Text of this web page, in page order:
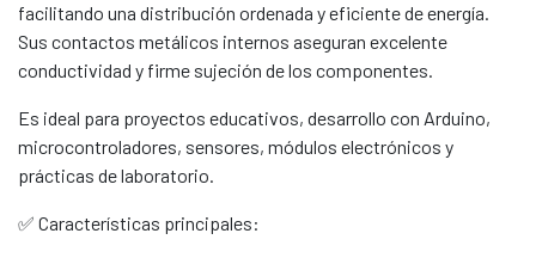
facilitando una distribución ordenada y eficiente de energía.
Sus contactos metálicos internos aseguran excelente
conductividad y firme sujeción de los componentes.
Es ideal para proyectos educativos, desarrollo con Arduino,
microcontroladores, sensores, módulos electrónicos y
prácticas de laboratorio.
✅ Características principales: